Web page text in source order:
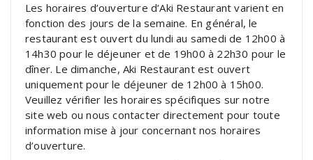
Les horaires d’ouverture d’Aki Restaurant varient en
fonction des jours de la semaine. En général, le
restaurant est ouvert du lundi au samedi de 12h00 à
14h30 pour le déjeuner et de 19h00 à 22h30 pour le
dîner. Le dimanche, Aki Restaurant est ouvert
uniquement pour le déjeuner de 12h00 à 15h00.
Veuillez vérifier les horaires spécifiques sur notre
site web ou nous contacter directement pour toute
information mise à jour concernant nos horaires
d’ouverture.